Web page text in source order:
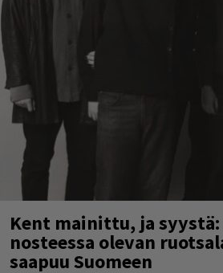
Kent mainittu, ja syystä:
nosteessa olevan
saapuu Suomeen